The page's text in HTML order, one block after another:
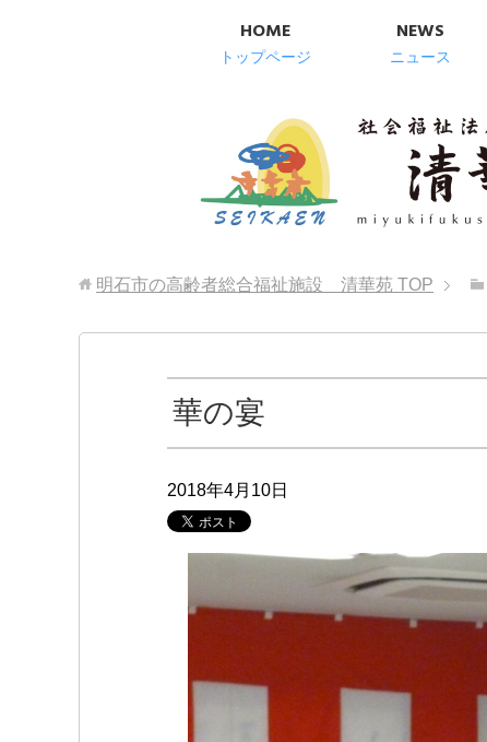
HOME
トップページ
NEWS
ニュース
明石市の高齢者総合福祉施設 清華苑 TOP
華の宴
2018年4月10日